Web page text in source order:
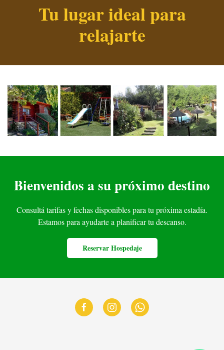
Tu lugar ideal para
relajarte
Bienvenidos a su próximo destino
Consultá tarifas y fechas disponibles para tu próxima estadía.
Estamos para ayudarte a planificar tu descanso.
Reservar Hospedaje